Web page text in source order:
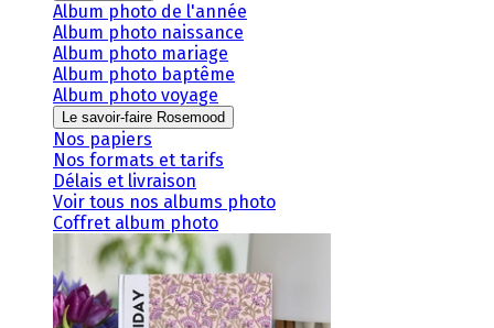
Album photo de l'année
Album photo naissance
Album photo mariage
Album photo baptême
Album photo voyage
Le savoir-faire Rosemood
Nos papiers
Nos formats et tarifs
Délais et livraison
Voir tous nos albums photo
Coffret album photo